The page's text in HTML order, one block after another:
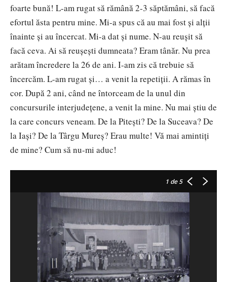
foarte bună! L-am rugat să rămână 2-3 săptămâni, să facă
efortul ăsta pentru mine. Mi-a spus că au mai fost și alții
înainte și au încercat. Mi-a dat și nume. N-au reușit să
facă ceva. Ai să reușești dumneata? Eram tânăr. Nu prea
arătam încredere la 26 de ani. I-am zis că trebuie să
încercăm. L-am rugat și… a venit la repetiții. A rămas în
cor. După 2 ani, când ne întorceam de la unul din
concursurile interjudețene, a venit la mine. Nu mai știu de
la care concurs veneam. De la Pitești? De la Suceava? De
la Iași? De la Târgu Mureș? Erau multe! Vă mai amintiți
de mine? Cum să nu-mi aduc!
1 de 5